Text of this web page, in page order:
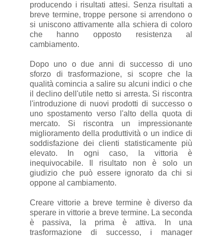
producendo i risultati attesi. Senza risultati a
breve termine, troppe persone si arrendono o
si uniscono attivamente alla schiera di coloro
che hanno opposto resistenza al
cambiamento.
Dopo uno o due anni di successo di uno
sforzo di trasformazione, si scopre che la
qualità comincia a salire su alcuni indici o che
il declino dell'utile netto si arresta. Si riscontra
l'introduzione di nuovi prodotti di successo o
uno spostamento verso l'alto della quota di
mercato. Si riscontra un impressionante
miglioramento della produttività o un indice di
soddisfazione dei clienti statisticamente più
elevato. In ogni caso, la vittoria è
inequivocabile. Il risultato non è solo un
giudizio che può essere ignorato da chi si
oppone al cambiamento.
Creare vittorie a breve termine è diverso da
sperare in vittorie a breve termine. La seconda
è passiva, la prima è attiva. In una
trasformazione di successo, i manager